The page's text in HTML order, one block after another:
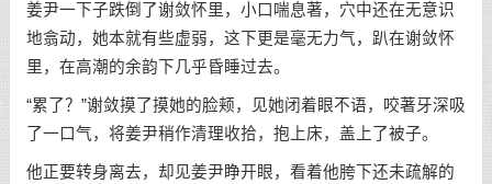
姜尹一下子跌倒了谢敛怀里，小口喘息著，穴中还在无意识
地翕动，她本就有些虚弱，这下更是毫无力气，趴在谢敛怀
里，在高潮的余韵下几乎昏睡过去。
“累了？”谢敛摸了摸她的脸颊，见她闭着眼不语，咬著牙深吸
了一口气，将姜尹稍作清理收拾，抱上床，盖上了被子。
他正要转身离去，却见姜尹睁开眼，看着他胯下还未疏解的